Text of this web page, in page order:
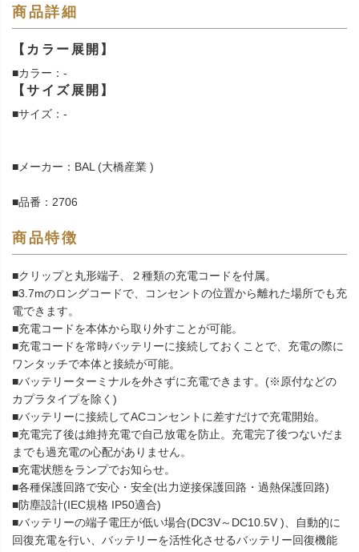
商品詳細
【カラー展開】
■カラー：-
【サイズ展開】
■サイズ：-
■メーカー：BAL (大橋産業 )
■品番：2706
商品特徴
■クリップと丸形端子、２種類の充電コードを付属。
■3.7mのロングコードで、コンセントの位置から離れた場所でも充
電できます。
■充電コードを本体から取り外すことが可能。
■充電コードを常時バッテリーに接続しておくことで、充電の際に
ワンタッチで本体と接続が可能。
■バッテリーターミナルを外さずに充電できます。(※原付などの
カプラタイプを除く)
■バッテリーに接続してACコンセントに差すだけで充電開始。
■充電完了後は維持充電で自己放電を防止。充電完了後つないだま
までも過充電の心配がありません。
■充電状態をランプでお知らせ。
■各種保護回路で安心・安全(出力逆接保護回路・過熱保護回路)
■防塵設計(IEC規格 IP50適合)
■バッテリーの端子電圧が低い場合(DC3V～DC10.5V )、自動的に
回復充電を行い、バッテリーを活性化させるバッテリー回復機能